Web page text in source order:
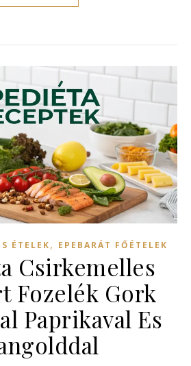
ÉTELEK, EPEBARÁT FŐÉTELEK
Csirkemelles
Fozelék Gork
Paprikaval Es